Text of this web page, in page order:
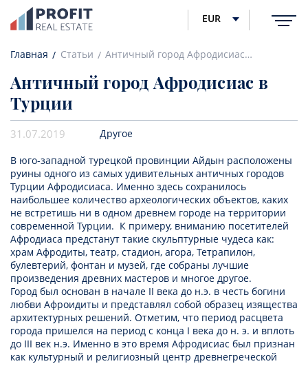
EUR
Главная Статьи Античный город Афродисиас в Турции
Античный город Афродисиас в
Турции
31.07.2019 Другое
В юго-западной турецкой провинции Айдын расположены
руины одного из самых удивительных античных городов
Турции Афродисиаса. Именно здесь сохранилось
наибольшее количество археологических объектов, каких
не встретишь ни в одном древнем городе на территории
современной Турции. К примеру, вниманию посетителей
Афродиаса предстанут такие скульптурные чудеса как:
храм Афродиты, театр, стадион, агора, Тетрапилон,
булевтерий, фонтан и музей, где собраны лучшие
произведения древних мастеров и многое другое.
Город был основан в начале II века до н.э. в честь богини
любви Афроидиты и представлял собой образец изящества
архитектурных решений. Отметим, что период расцвета
города пришелся на период с конца I века до н. э. и вплоть
до III век н.э. Именно в это время Афродисиас был признан
как культурный и религиозный центр древнегреческой